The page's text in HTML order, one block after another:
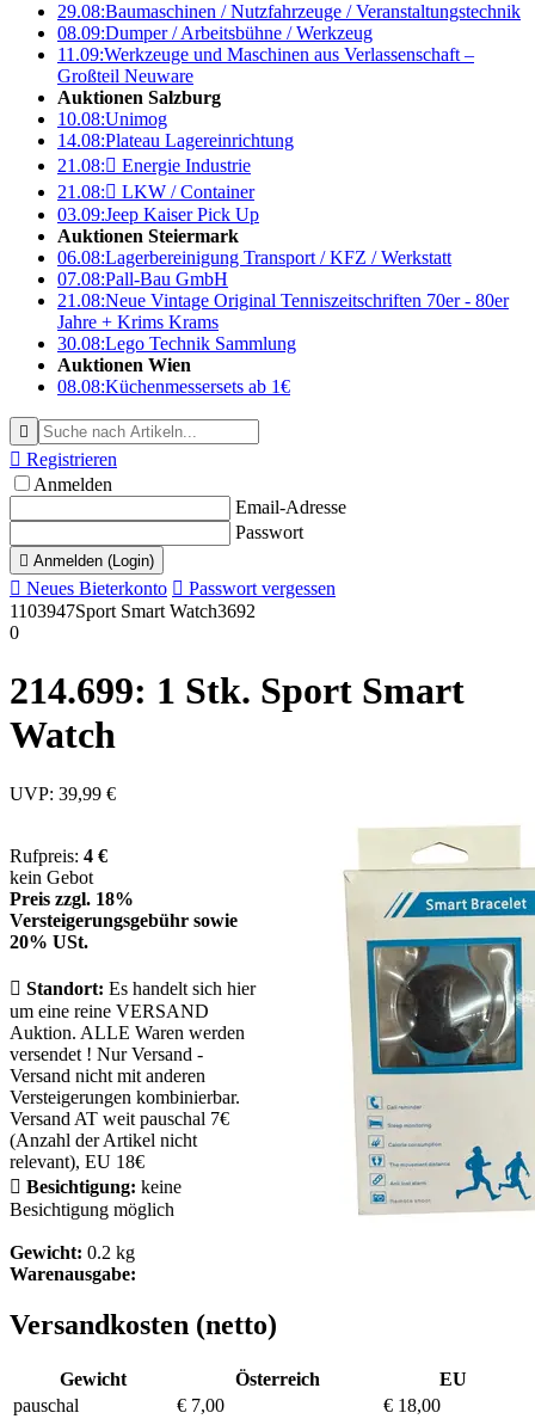
29.08:Baumaschinen / Nutzfahrzeuge / Veranstaltungstechnik
08.09:Dumper / Arbeitsbühne / Werkzeug
11.09:Werkzeuge und Maschinen aus Verlassenschaft –
Großteil Neuware
Auktionen Salzburg
10.08:Unimog
14.08:Plateau Lagereinrichtung
21.08: Energie Industrie
21.08: LKW / Container
03.09:Jeep Kaiser Pick Up
Auktionen Steiermark
06.08:Lagerbereinigung Transport / KFZ / Werkstatt
07.08:Pall-Bau GmbH
21.08:Neue Vintage Original Tenniszeitschriften 70er - 80er
Jahre + Krims Krams
30.08:Lego Technik Sammlung
Auktionen Wien
08.08:Küchenmessersets ab 1€

 Registrieren
Anmelden
Email-Adresse
Passwort
 Anmelden (Login)
 Neues Bieterkonto  Passwort vergessen
1103947Sport Smart Watch3692
0
214.699: 1 Stk. Sport Smart
Watch
UVP: 39,99 €
Rufpreis: 4 €
kein Gebot
Preis zzgl. 18%
Versteigerungsgebühr sowie
20% USt.
 Standort: Es handelt sich hier
um eine reine VERSAND
Auktion. ALLE Waren werden
versendet ! Nur Versand -
Versand nicht mit anderen
Versteigerungen kombinierbar.
Versand AT weit pauschal 7€
(Anzahl der Artikel nicht
relevant), EU 18€
 Besichtigung: keine
Besichtigung möglich
Gewicht: 0.2 kg
Warenausgabe:
Versandkosten (netto)
Gewicht Österreich
EU
pauschal
€ 7,00
€ 18,00